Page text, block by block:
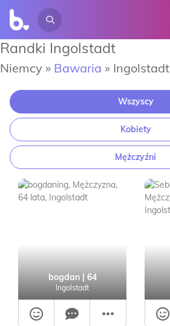
Randki Ingolstadt
Niemcy » Bawaria » Ingolstadt
Wszyscy
Kobiety
Mężczyźni
bogdan| 64
Ingolstadt